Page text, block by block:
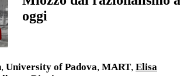
oggi
, University of Padova, MART, Elisa